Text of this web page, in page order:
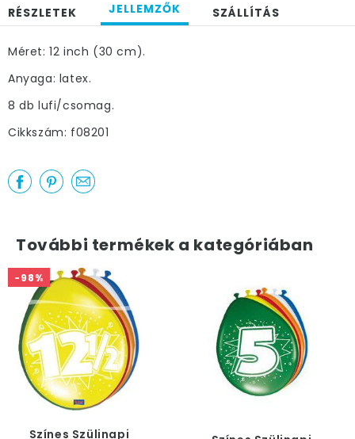
RÉSZLETEK JELLEMZŐK SZÁLLÍTÁS
Méret: 12 inch (30 cm).
Anyaga: latex.
8 db lufi/csomag.
Cikkszám: f08201
További termékek a kategóriában
-98%
Színes Szülinapi